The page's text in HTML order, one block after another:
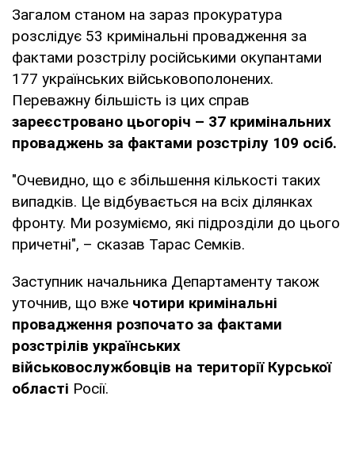
Загалом станом на зараз прокуратура
розслідує 53 кримінальні провадження за
фактами розстрілу російськими окупантами
177 українських військовополонених.
Переважну більшість із цих справ
зареєстровано цьогоріч – 37 кримінальних
проваджень за фактами розстрілу 109 осіб.
"Очевидно, що є збільшення кількості таких
випадків. Це відбувається на всіх ділянках
фронту. Ми розуміємо, які підрозділи до цього
причетні", – сказав Тарас Семків.
Заступник начальника Департаменту також
уточнив, що вже чотири кримінальні
провадження розпочато за фактами
розстрілів українських
військовослужбовців на території Курської
області Росії.